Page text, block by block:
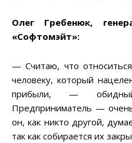
Олег Гребенюк,
«Софтомэйт»:
— Считаю, что
человеку, который
прибыли, —
Предприниматель —
он, как никто другой,
так как собирается их